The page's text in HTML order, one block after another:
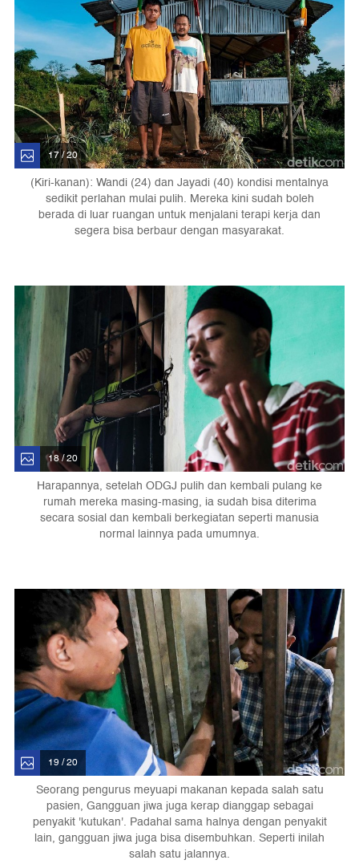
17 / 20
(Kiri-kanan): Wandi (24) dan Jayadi (40) kondisi mentalnya
sedikit perlahan mulai pulih. Mereka kini sudah boleh
berada di luar ruangan untuk menjalani terapi kerja dan
segera bisa berbaur dengan masyarakat.
18 / 20
Harapannya, setelah ODGJ pulih dan kembali pulang ke
rumah mereka masing-masing, ia sudah bisa diterima
secara sosial dan kembali berkegiatan seperti manusia
normal lainnya pada umumnya.
19 / 20
Seorang pengurus meyuapi makanan kepada salah satu
pasien, Gangguan jiwa juga kerap dianggap sebagai
penyakit 'kutukan'. Padahal sama halnya dengan penyakit
lain, gangguan jiwa juga bisa disembuhkan. Seperti inilah
salah satu jalannya.